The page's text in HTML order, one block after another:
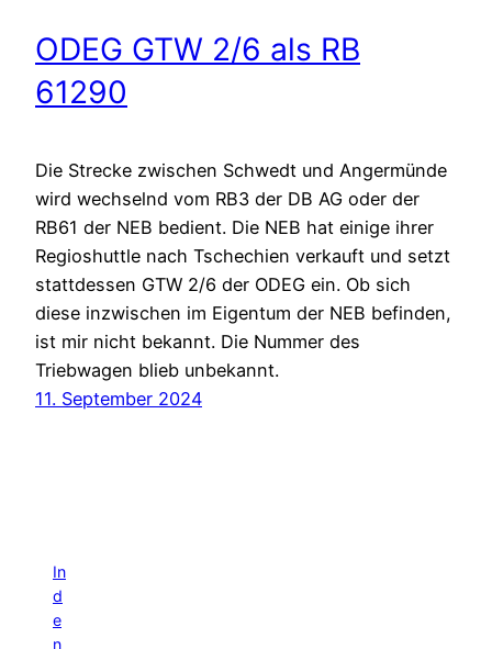
ODEG GTW 2/6 als RB
61290
Die Strecke zwischen Schwedt und Angermünde
wird wechselnd vom RB3 der DB AG oder der
RB61 der NEB bedient. Die NEB hat einige ihrer
Regioshuttle nach Tschechien verkauft und setzt
stattdessen GTW 2/6 der ODEG ein. Ob sich
diese inzwischen im Eigentum der NEB befinden,
ist mir nicht bekannt. Die Nummer des
Triebwagen blieb unbekannt.
11. September 2024
In
d
e
n